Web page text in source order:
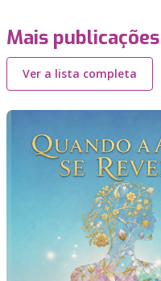
Mais
Ver a lista completa